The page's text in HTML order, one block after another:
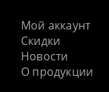
Мой аккаунт
Скидки
Новости
О продукции